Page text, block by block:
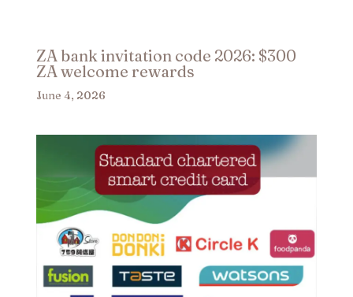
ZA bank invitation code 2026: $300
ZA welcome rewards
June 4, 2026